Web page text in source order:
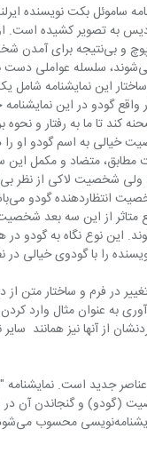
را می‌توان در نمایشنامه ساموئل
ادیس به تصویر کشیده
ساختار این نمایشنامه
است که در راه وارد می‌شوند. در واقع
تا ما به رفتار و نحوه
خیالی به اسم گودو او
مطابق، متضاد و مکمل
در واقع متاثر از این سه
را با گودوی خیالی در
دیده می‌شود. این نوع نوآوری به عنوان
جدید است.
در این